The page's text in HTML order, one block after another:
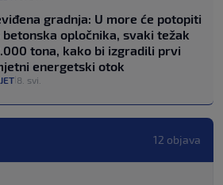
gradnja: U more će potopiti
betonska opločnika, svaki težak
tona, kako bi izgradili prvi
energetski otok
8. svi.
12 objava